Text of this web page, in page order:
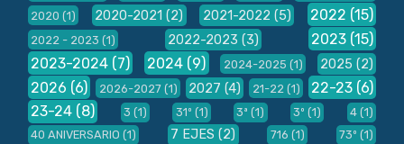
2020 (1) 2020-2021 (2) 2021-2022 (5) 2022 (15)
2022 - 2023 (1) 2022-2023 (3) 2023 (15)
2023-2024 (7) 2024 (9) 2024-2025 (1) 2025 (2)
2026 (6) 2026-2027 (1) 2027 (4) 21-22 (1) 22-23 (6)
23-24 (8) 3 (1) 31º (1) 3ª (1) 3º (1) 4 (1)
40 ANIVERSARIO (1) 7 EJES (2) 716 (1) 73º (1)